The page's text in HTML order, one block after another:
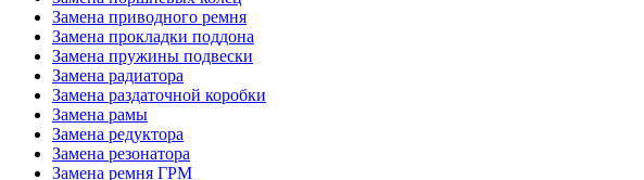
Замена приводного ремня
Замена прокладки поддона
Замена пружины подвески
Замена радиатора
Замена раздаточной коробки
Замена рамы
Замена редуктора
Замена резонатора
Замена ремня ГРМ